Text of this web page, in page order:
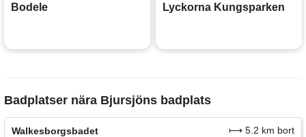
Bodele Lyckorna Kungsparken
Badplatser nära Bjursjöns badplats
Walkesborgsbadet
⟼ 5.2 km bort